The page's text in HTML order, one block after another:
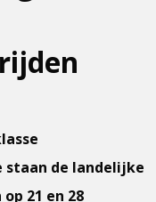
staan de landelijke
21 en 28